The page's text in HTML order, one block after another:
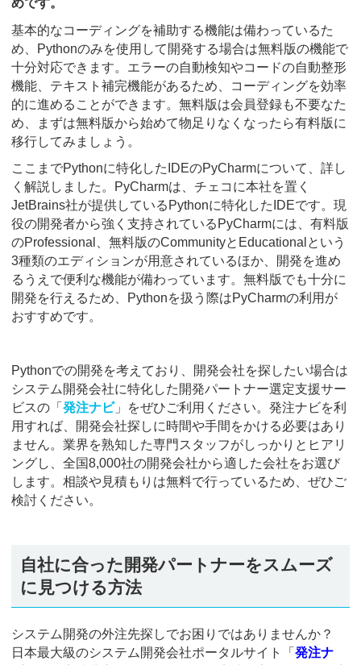
めです。
基本的なコーディングを補助する機能は備わっているた
め、Pythonのみを使用して開発する場合は無料版の機能で
十分対応できます。エラーの自動検知やコードの自動整形
機能、テキスト補完機能があるため、コーディングを効率
的に進めることができます。無料版は会員登録も不要なた
め、まずは無料版から始めて物足りなくなったら有料版に
移行してみましょう。
ここまでPythonに特化したIDEのPyCharmについて、詳し
く解説しました。PyCharmは、チェコに本社を置く
JetBrains社が提供しているPythonに特化したIDEです。現
役の開発者から強く支持されているPyCharmには、有料版
のProfessional、無料版のCommunityとEducationalという
3種類のエディションが用意されているほか、開発を進め
るうえで便利な機能が備わっています。無料版でも十分に
開発を行えるため、Pythonを扱う際はPyCharmの利用が
おすすめです。
Pythonでの開発を考えており、開発会社を探したい場合は
システム開発会社に特化した開発パートナー選定支援サー
ビスの「 発注ナビ」をぜひご利用ください。発注ナビを利
用すれば、開発会社探しに時間や手間をかける必要はあり
ません。業界を熟知した専門スタッフがしっかりとヒアリ
ングし、全国8,000社の開発会社から適した会社をお選び
します。相談や見積もりは無料で行っているため、ぜひご
検討ください。
自社に合った開発パートナーをスムーズ
に見つける方法
システム開発の外注先探しでお困りではありませんか？
日本最大級のシステム開発会社ポータルサイト「 発注ナ